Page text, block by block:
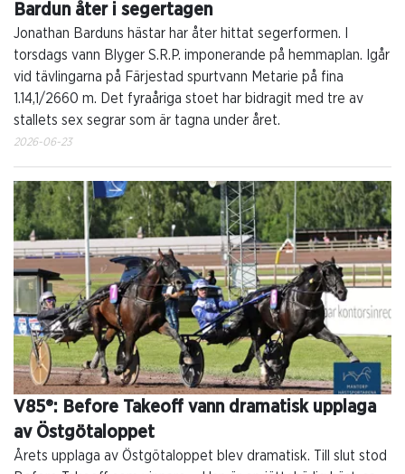
Bardun åter i segertagen
Jonathan Barduns hästar har åter hittat segerformen. I
torsdags vann Blyger S.R.P. imponerande på hemmaplan. Igår
vid tävlingarna på Färjestad spurtvann Metarie på fina
1.14,1/2660 m. Det fyraåriga stoet har bidragit med tre av
stallets sex segrar som är tagna under året.
2026-06-23
V85®: Before Takeoff vann dramatisk upplaga
av Östgötaloppet
Årets upplaga av Östgötaloppet blev dramatisk. Till slut stod